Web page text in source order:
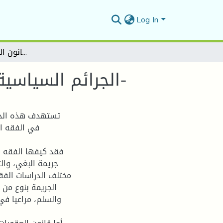
Log In
الجرائم السياسية بين الفقه الإسلامي والقانون الجزائري-دراسة مقارنة-
الجرائم السياسية بين الفقه الإسلامي والقانون الجزائري-دراسة مقارنة-
تستهدف هذه
في الفقه
فقد كيفها
جريمة البغي،
مختلف الدراسات
الجريمة بنوع
والسلم، مراعيا